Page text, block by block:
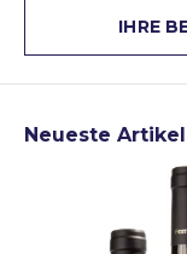
IHRE
Neueste Artikel